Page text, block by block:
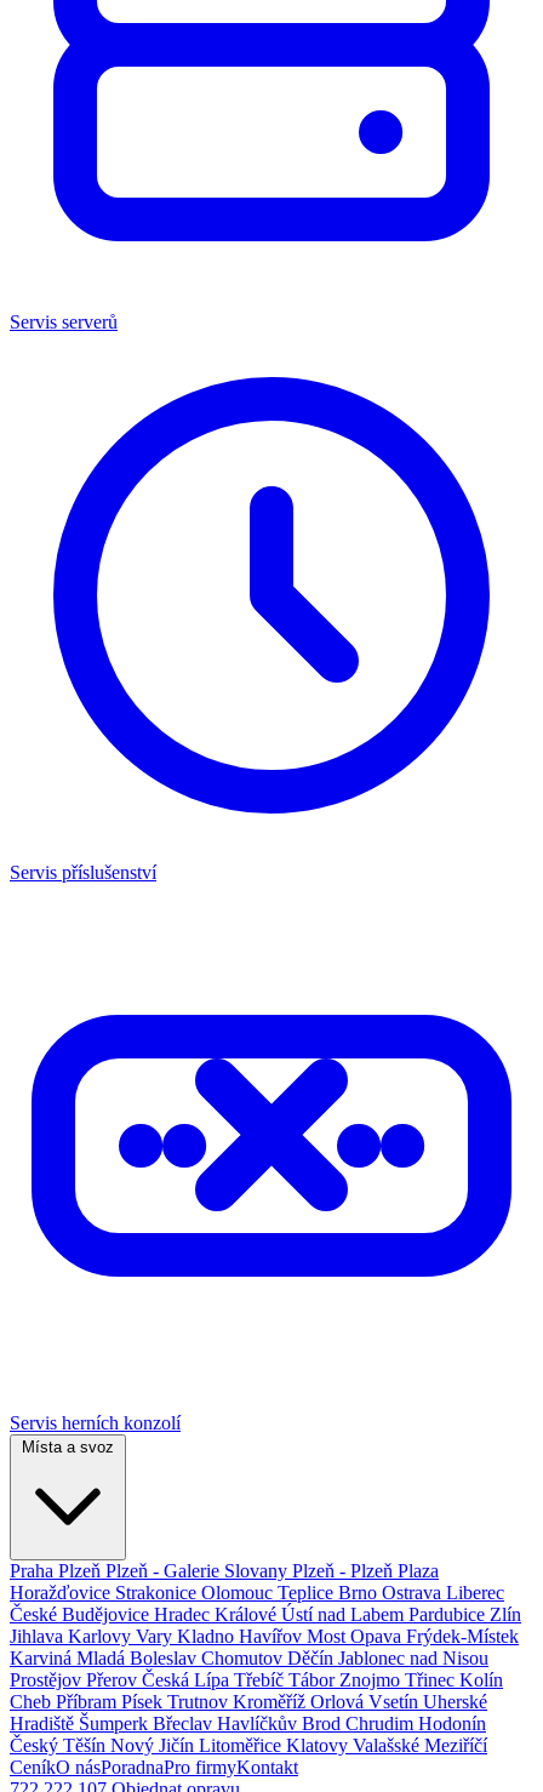
Servis serverů
Servis příslušenství
Servis herních konzolí
Místa a svoz
Praha Plzeň Plzeň - Galerie Slovany Plzeň - Plzeň Plaza
Horažďovice Strakonice Olomouc Teplice Brno Ostrava Liberec
České Budějovice Hradec Králové Ústí nad Labem Pardubice Zlín
Jihlava Karlovy Vary Kladno Havířov Most Opava Frýdek-Místek
Karviná Mladá Boleslav Chomutov Děčín Jablonec nad Nisou
Prostějov Přerov Česká Lípa Třebíč Tábor Znojmo Třinec Kolín
Cheb Příbram Písek Trutnov Kroměříž Orlová Vsetín Uherské
Hradiště Šumperk Břeclav Havlíčkův Brod Chrudim Hodonín
Český Těšín Nový Jičín Litoměřice Klatovy Valašské Meziříčí
CeníkO násPoradnaPro firmyKontakt